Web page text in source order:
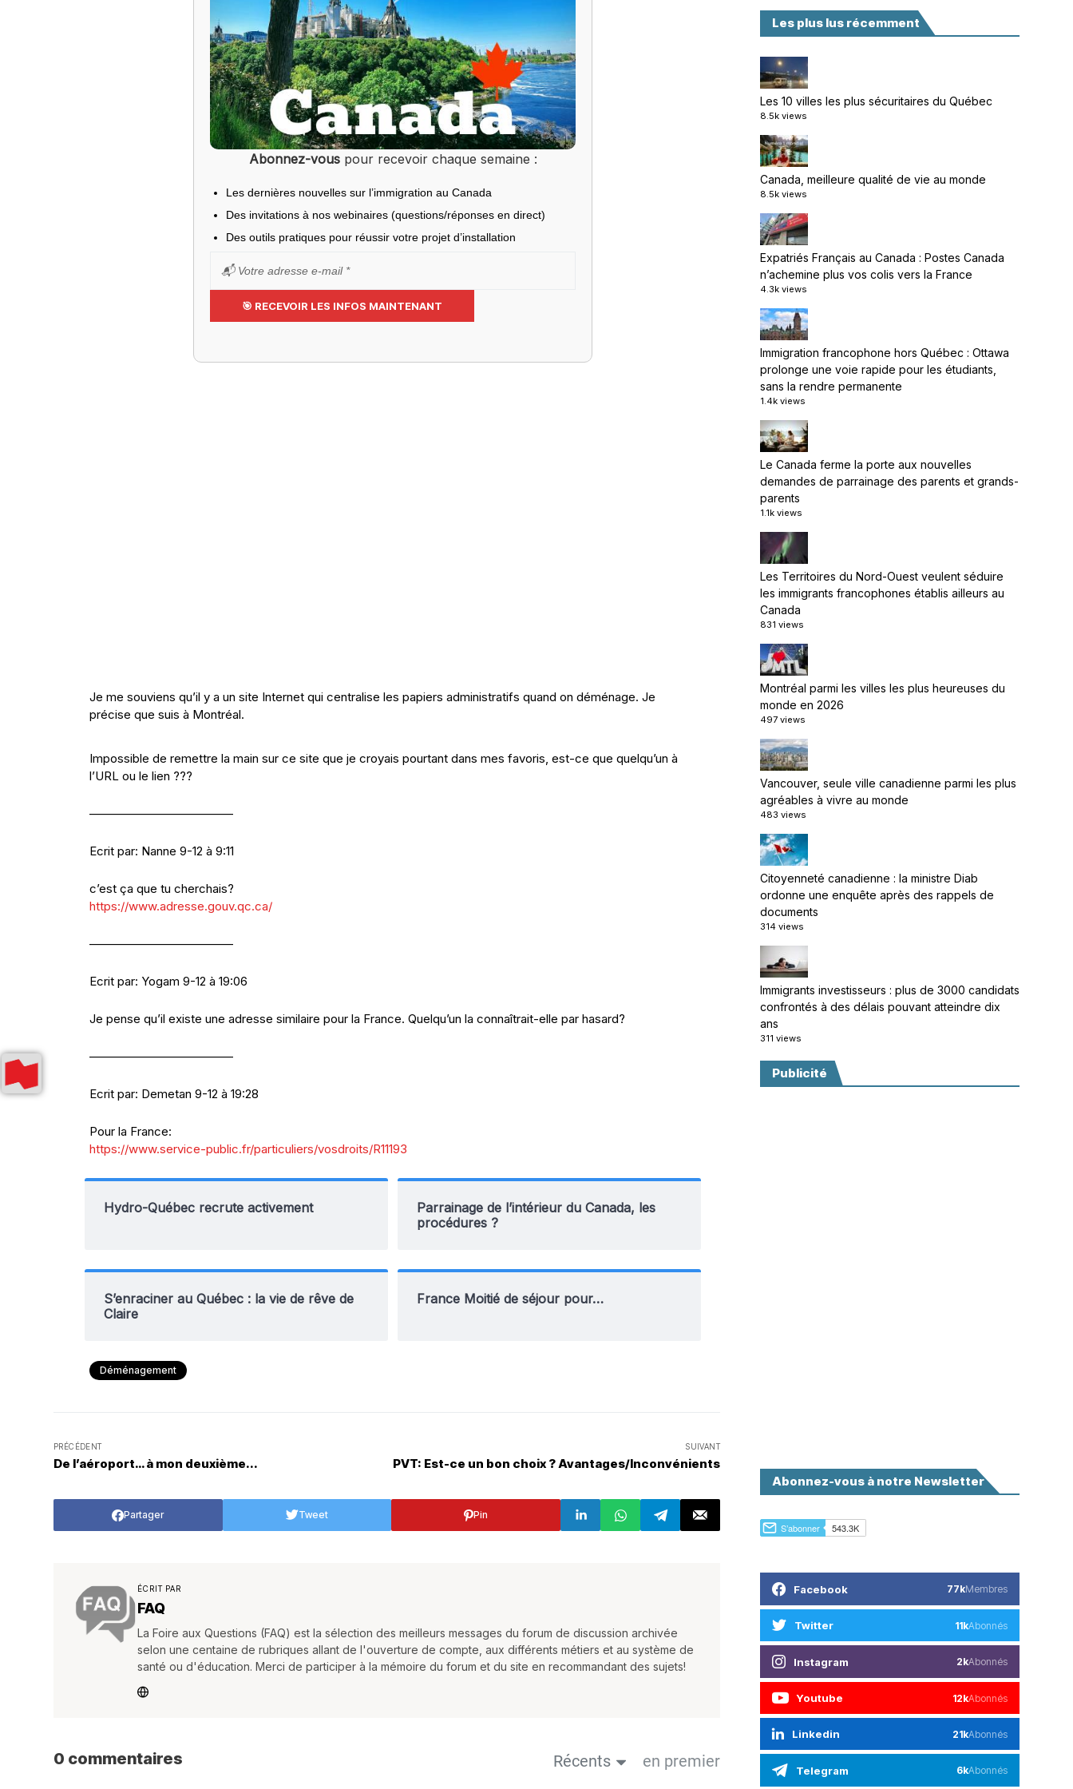
Abonnez-vouspour recevoir chaque semaine :
Les dernières nouvelles sur l’immigration au Canada
Des invitations à nos webinaires (questions/réponses en direct)
Des outils pratiques pour réussir votre projet d’installation
Je me souviens qu’il y a un site Internet qui centralise les papiers administratifs quand on déménage. Je
précise que suis à Montréal.
Impossible de remettre la main sur ce site que je croyais pourtant dans mes favoris, est-ce que quelqu’un à
l’URL ou le lien ???
————————————
Ecrit par: Nanne 9-12 à 9:11
c’est ça que tu cherchais?
https://www.adresse.gouv.qc.ca/
————————————
Ecrit par: Yogam 9-12 à 19:06
Je pense qu’il existe une adresse similaire pour la France. Quelqu’un la connaîtrait-elle par hasard?
————————————
Ecrit par: Demetan 9-12 à 19:28
Pour la France:
https://www.service-public.fr/particuliers/vosdroits/R11193
Hydro-Québec recrute activement
Parrainage de l’intérieur du Canada, les
procédures ?
S’enraciner au Québec : la vie de rêve de
Claire
France Moitié de séjour pour…
Déménagement
PRÉCÉDENT
De l’aéroport… à mon deuxième...
SUIVANT
PVT: Est-ce un bon choix ? Avantages/Inconvénients
Partager Tweet Pin
ÉCRIT PAR
FAQ
La Foire aux Questions (FAQ) est la sélection des meilleurs messages du forum de discussion archivée
selon une centaine de rubriques allant de l'ouverture de compte, aux différents métiers et au système de
santé ou d'éducation. Merci de participer à la mémoire du forum et du site en recommandant des sujets!
0 commentaires Récents en premier
Les plus lus récemment
Les 10 villes les plus sécuritaires du Québec
8.5k views
Canada, meilleure qualité de vie au monde
8.5k views
Expatriés Français au Canada : Postes Canada
n’achemine plus vos colis vers la France
4.3k views
Immigration francophone hors Québec : Ottawa
prolonge une voie rapide pour les étudiants,
sans la rendre permanente
1.4k views
Le Canada ferme la porte aux nouvelles
demandes de parrainage des parents et grands-
parents
1.1k views
Les Territoires du Nord-Ouest veulent séduire
les immigrants francophones établis ailleurs au
Canada
831 views
Montréal parmi les villes les plus heureuses du
monde en 2026
497 views
Vancouver, seule ville canadienne parmi les plus
agréables à vivre au monde
483 views
Citoyenneté canadienne : la ministre Diab
ordonne une enquête après des rappels de
documents
314 views
Immigrants investisseurs : plus de 3000 candidats
confrontés à des délais pouvant atteindre dix
ans
311 views
Publicité
Abonnez-vous à notre Newsletter
Facebook 77kMembres
Twitter 11kAbonnés
Instagram 2kAbonnés
Youtube 12kAbonnés
Linkedin 21kAbonnés
Telegram 6kAbonnés